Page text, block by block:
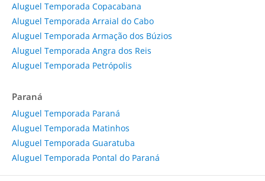
Aluguel Temporada Copacabana
Aluguel Temporada Arraial do Cabo
Aluguel Temporada Armação dos Búzios
Aluguel Temporada Angra dos Reis
Aluguel Temporada Petrópolis
Paraná
Aluguel Temporada Paraná
Aluguel Temporada Matinhos
Aluguel Temporada Guaratuba
Aluguel Temporada Pontal do Paraná